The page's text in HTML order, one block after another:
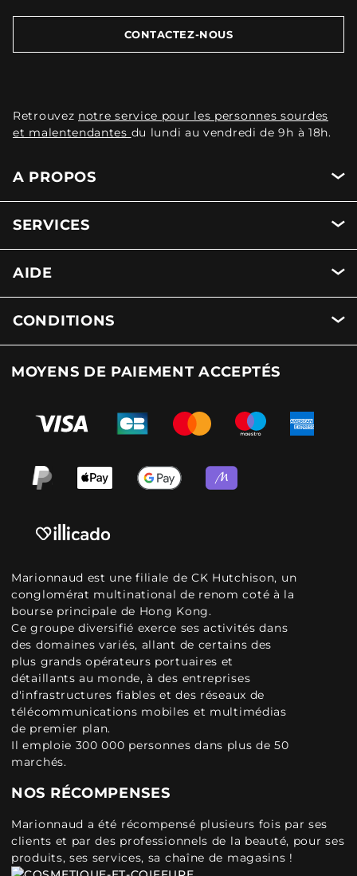
CONTACTEZ-NOUS
Retrouvez notre service pour les personnes sourdes
et malentendantes du lundi au vendredi de 9h à 18h.
A PROPOS
SERVICES
AIDE
CONDITIONS
MOYENS DE PAIEMENT ACCEPTÉS
Marionnaud est une filiale de CK Hutchison, un
conglomérat multinational de renom coté à la
bourse principale de Hong Kong.
Ce groupe diversifié exerce ses activités dans
des domaines variés, allant de certains des
plus grands opérateurs portuaires et
détaillants au monde, à des entreprises
d'infrastructures fiables et des réseaux de
télécommunications mobiles et multimédias
de premier plan.
Il emploie 300 000 personnes dans plus de 50
marchés.
NOS RÉCOMPENSES
Marionnaud a été récompensé plusieurs fois par ses
clients et par des professionnels de la beauté, pour ses
produits, ses services, sa chaîne de magasins !